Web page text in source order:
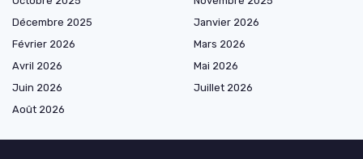
Décembre 2025
Janvier 2026
Février 2026
Mars 2026
Avril 2026
Mai 2026
Juin 2026
Juillet 2026
Août 2026